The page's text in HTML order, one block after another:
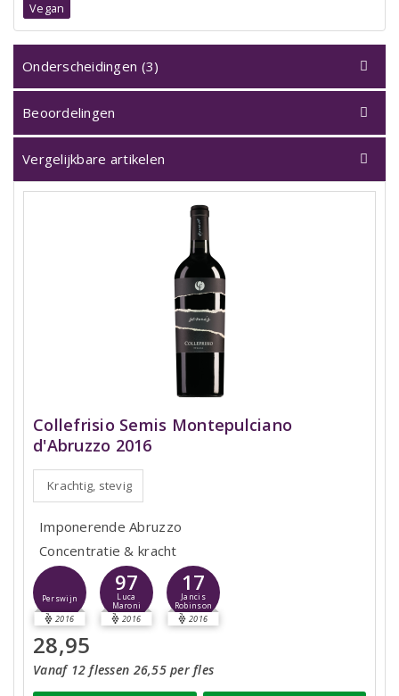
Vegan
Onderscheidingen (3)
Beoordelingen
Vergelijkbare artikelen
Collefrisio Semis Montepulciano
d'Abruzzo 2016
Krachtig, stevig
Imponerende Abruzzo
Concentratie & kracht
Perswijn
2016
97
Luca
Maroni
2016
17
Jancis
Robinson
2016
28,95
Vanaf 12 flessen 26,55 per fles